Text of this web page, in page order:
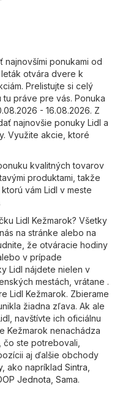
ponukami od
otvára dvere k
Prelistujte si celý
práve pre vás. Ponuka
- 16.08.2026. Z
najnovšie ponuky Lidl a
Využite akcie, ktoré
kvalitných tovarov
produktami, takže
vám Lidl v meste
Lidl Kežmarok? Všetky
na stránke alebo na
že otváracie hodiny
v prípade
Lidl nájdete nielen v
mestách, vrátane .
Lidl Kežmarok. Zbierame
žiadna zľava. Ak ale
navštívte ich oficiálnu
Kežmarok nenachádza
ste potrebovali,
aj ďalšie obchody
, ako napríklad Sintra
Jednota Sama.